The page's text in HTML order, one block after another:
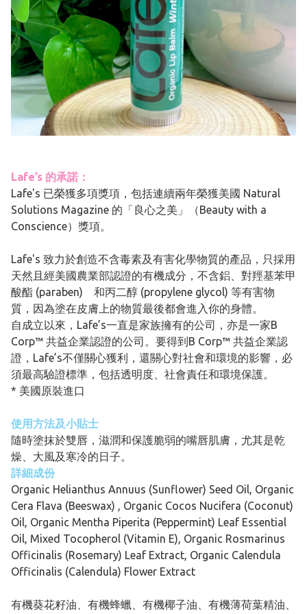
Lafe’s 的承諾：
Lafe's 已榮獲多項獎項，包括連續兩年榮獲美國 Natural
Solutions Magazine 的「良心之美」（Beauty with a
Conscience）獎項。
Lafe's 致力於創造不含毒素及有害化學物質的產品，只採用
天然且經美國農業部認證的有機成分，不含鋁、對羥基苯甲
酸酯 (paraben) 和丙二醇 (propylene glycol) 等有害物
質，因為塗在皮膚上的物質最後都會進入你的身體。
自成立以來，Lafe’s一直是家族擁有的公司，亦是一家B
Corp™ 共益企業認證的公司。要得到B Corp™ 共益企業認
證，Lafe’s不僅關心獲利，還關心對社會和環境的影響，必
須最高驗證標準，包括透明度、社會責任和環境保護。
* 美國原裝進口
使用方法及小貼士
隨時塗抹於雙唇，滋潤和保護脆弱的嘴唇肌膚，尤其是乾
燥、大風及寒冷的日子。
詳細成份
Organic Helianthus Annuus (Sunflower) Seed Oil, Organic
Cera Flava (Beeswax) , Organic Cocos Nucifera (Coconut)
Oil, Organic Mentha Piperita (Peppermint) Leaf Essential
Oil, Mixed Tocopherol (Vitamin E), Organic Rosmarinus
Officinalis (Rosemary) Leaf Extract, Organic Calendula
Officinalis (Calendula) Flower Extract
有機葵花籽油、有機蜂蠟、有機椰子油、有機薄荷葉精油、